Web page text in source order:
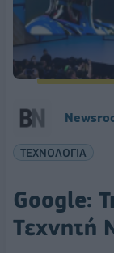
ΤΕΧΝΟΛΟΓΙΑ
Google:
Τεχνητή